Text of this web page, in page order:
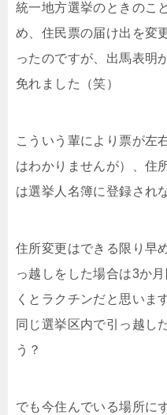
統一地方選挙のときのこ
め、住民票の届け出を変
ったのですが、出馬表明
免れました（笑）
こういう輩により票が左
はわかりませんが）、住
は選挙人名簿に登録され
住所変更はできる限り早
っ越しをした場合は3か
くとラクチンだと思いま
同じ選挙区内で引っ越し
う？
でも今住んでいる場所に